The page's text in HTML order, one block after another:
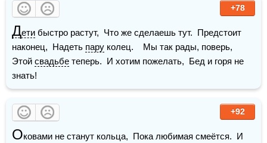
+78
Дети быстро растут,  Что же сделаешь тут.  Предстоит
наконец,  Надеть пару колец.    Мы так рады, поверь,
Этой свадьбе теперь.  И хотим пожелать,  Бед и горя не
знать!
+92
Оковами не станут кольца,  Пока любимая смеётся.  И